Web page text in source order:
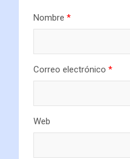
Nombre *
Correo electrónico *
Web